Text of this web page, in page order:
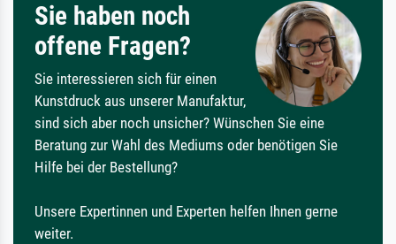
Sie haben noch
offene Fragen?
Sie interessieren sich für einen
Kunstdruck aus unserer Manufaktur,
sind sich aber noch unsicher? Wünschen Sie eine
Beratung zur Wahl des Mediums oder benötigen Sie
Hilfe bei der Bestellung?
Unsere Expertinnen und Experten helfen Ihnen gerne
weiter.